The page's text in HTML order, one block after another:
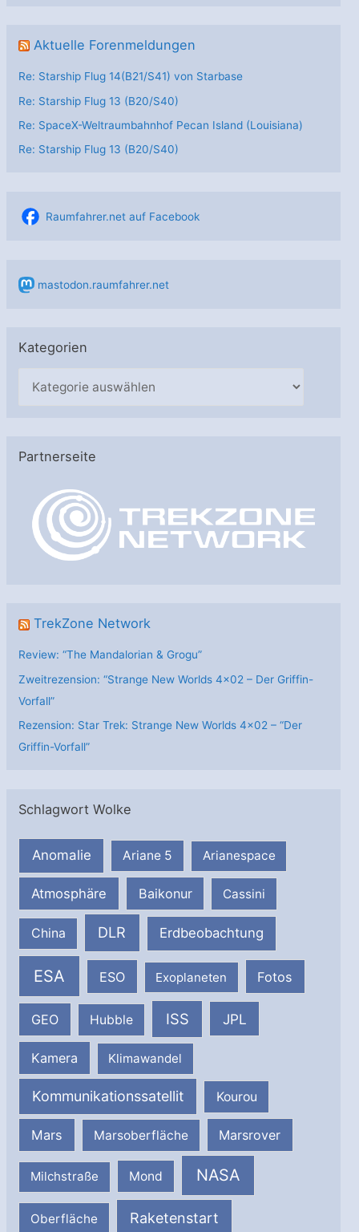
Aktuelle Forenmeldungen
Re: Starship Flug 14(B21/S41) von Starbase
Re: Starship Flug 13 (B20/S40)
Re: SpaceX-Weltraumbahnhof Pecan Island (Louisiana)
Re: Starship Flug 13 (B20/S40)
Raumfahrer.net auf Facebook
mastodon.raumfahrer.net
Kategorien
g
Partnerseite
TrekZone Network
Review: “The Mandalorian & Grogu”
Zweitrezension: “Strange New Worlds 4×02 – Der Griffin-
Vorfall”
Rezension: Star Trek: Strange New Worlds 4×02 – “Der
Griffin-Vorfall”
Schlagwort Wolke
Anomalie Ariane 5 Arianespace
Atmosphäre Baikonur Cassini
China DLR Erdbeobachtung
ESA ESO Exoplaneten Fotos
GEO Hubble ISS JPL
Kamera Klimawandel
Kommunikationssatellit Kourou
Mars Marsoberfläche Marsrover
Milchstraße Mond NASA
Oberfläche Raketenstart